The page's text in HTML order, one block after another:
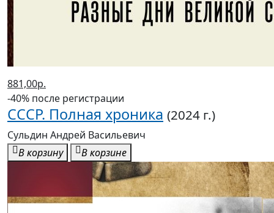
881,00р.
-40% после регистрации
СССР. Полная хроника (2024 г.)
Сульдин Андрей Васильевич
В корзину
В корзине